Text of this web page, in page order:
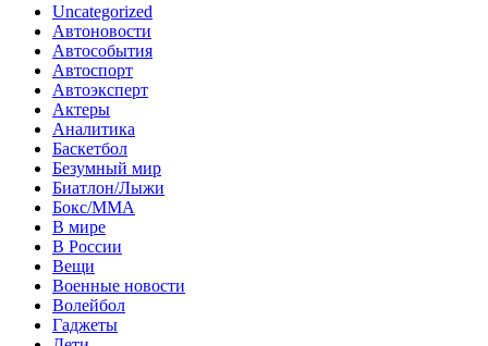
Uncategorized
Автоновости
Автособытия
Автоспорт
Автоэксперт
Актеры
Аналитика
Баскетбол
Безумный мир
Биатлон/Лыжи
Бокс/MMA
В мире
В России
Вещи
Военные новости
Волейбол
Гаджеты